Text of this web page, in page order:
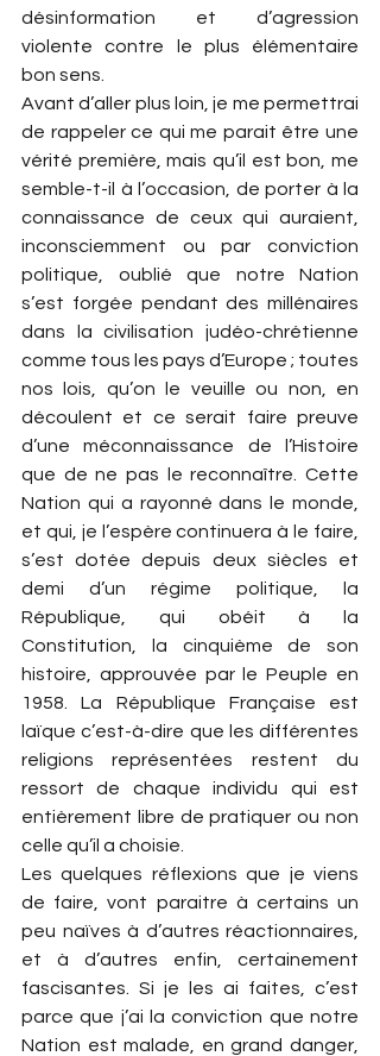
désinformation et d’agression
violente contre le plus élémentaire
bon sens.
Avant d’aller plus loin, je me permettrai
de rappeler ce qui me parait être une
vérité première, mais qu’il est bon, me
semble-t-il à l’occasion, de porter à la
connaissance de ceux qui auraient,
inconsciemment ou par conviction
politique, oublié que notre Nation
s’est forgée pendant des millénaires
dans la civilisation judéo-chrétienne
comme tous les pays d’Europe ; toutes
nos lois, qu’on le veuille ou non, en
découlent et ce serait faire preuve
d’une méconnaissance de l’Histoire
que de ne pas le reconnaître. Cette
Nation qui a rayonné dans le monde,
et qui, je l’espère continuera à le faire,
s’est dotée depuis deux siècles et
demi d’un régime politique, la
République, qui obéit à la
Constitution, la cinquième de son
histoire, approuvée par le Peuple en
1958. La République Française est
laïque c’est-à-dire que les différentes
religions représentées restent du
ressort de chaque individu qui est
entièrement libre de pratiquer ou non
celle qu’il a choisie.
Les quelques réflexions que je viens
de faire, vont paraitre à certains un
peu naïves à d’autres réactionnaires,
et à d’autres enfin, certainement
fascisantes. Si je les ai faites, c’est
parce que j’ai la conviction que notre
Nation est malade, en grand danger,